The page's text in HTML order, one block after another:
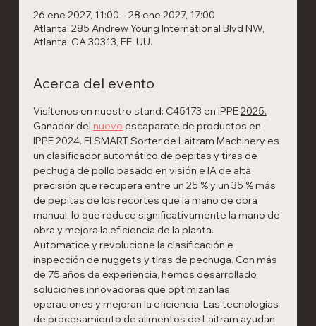
26 ene 2027, 11:00 – 28 ene 2027, 17:00
Atlanta, 285 Andrew Young International Blvd NW,
Atlanta, GA 30313, EE. UU.
Acerca del evento
Visítenos en nuestro stand: C45173 en IPPE 2025.
Ganador del nuevo escaparate de productos en
IPPE 2024. El SMART Sorter de Laitram Machinery es
un clasificador automático de pepitas y tiras de
pechuga de pollo basado en visión e IA de alta
precisión que recupera entre un 25 % y un 35 % más
de pepitas de los recortes que la mano de obra
manual, lo que reduce significativamente la mano de
obra y mejora la eficiencia de la planta.
Automatice y revolucione la clasificación e
inspección de nuggets y tiras de pechuga. Con más
de 75 años de experiencia, hemos desarrollado
soluciones innovadoras que optimizan las
operaciones y mejoran la eficiencia. Las tecnologías
de procesamiento de alimentos de Laitram ayudan